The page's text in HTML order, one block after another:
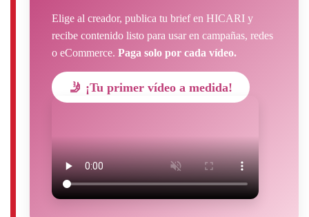
Elige al creador, publica tu brief en HICARI y
recibe contenido listo para usar en campañas, redes
o eCommerce. Paga solo por cada vídeo.
🤳 ¡Tu primer vídeo a medida!